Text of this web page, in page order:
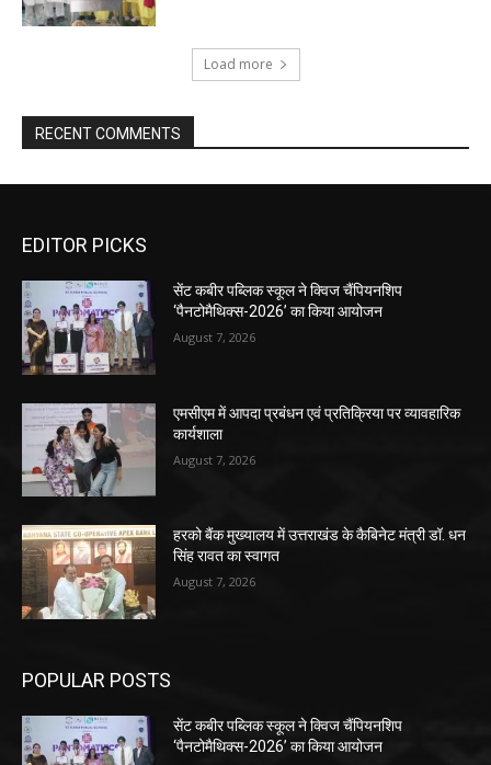
Load more
RECENT COMMENTS
EDITOR PICKS
सेंट कबीर पब्लिक स्कूल ने क्विज चैंपियनशिप
‘पैनटोमैथिक्स-2026’ का किया आयोजन
August 7, 2026
एमसीएम में आपदा प्रबंधन एवं प्रतिक्रिया पर व्यावहारिक
कार्यशाला
August 7, 2026
हरको बैंक मुख्यालय में उत्तराखंड के कैबिनेट मंत्री डॉ. धन
सिंह रावत का स्वागत
August 7, 2026
POPULAR POSTS
सेंट कबीर पब्लिक स्कूल ने क्विज चैंपियनशिप
‘पैनटोमैथिक्स-2026’ का किया आयोजन